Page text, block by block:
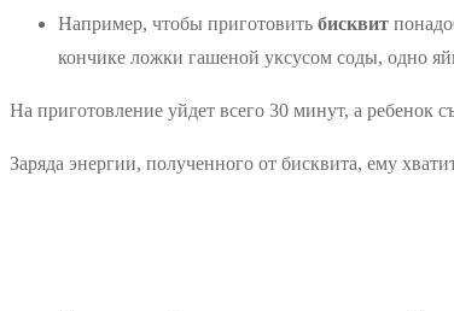
Например, чтобы приготовить бисквит
кончике ложки гашеной уксусом соды, одно
На приготовление уйдет всего 30 минут, а ребенок
Заряда энергии, полученного от бисквита, ему